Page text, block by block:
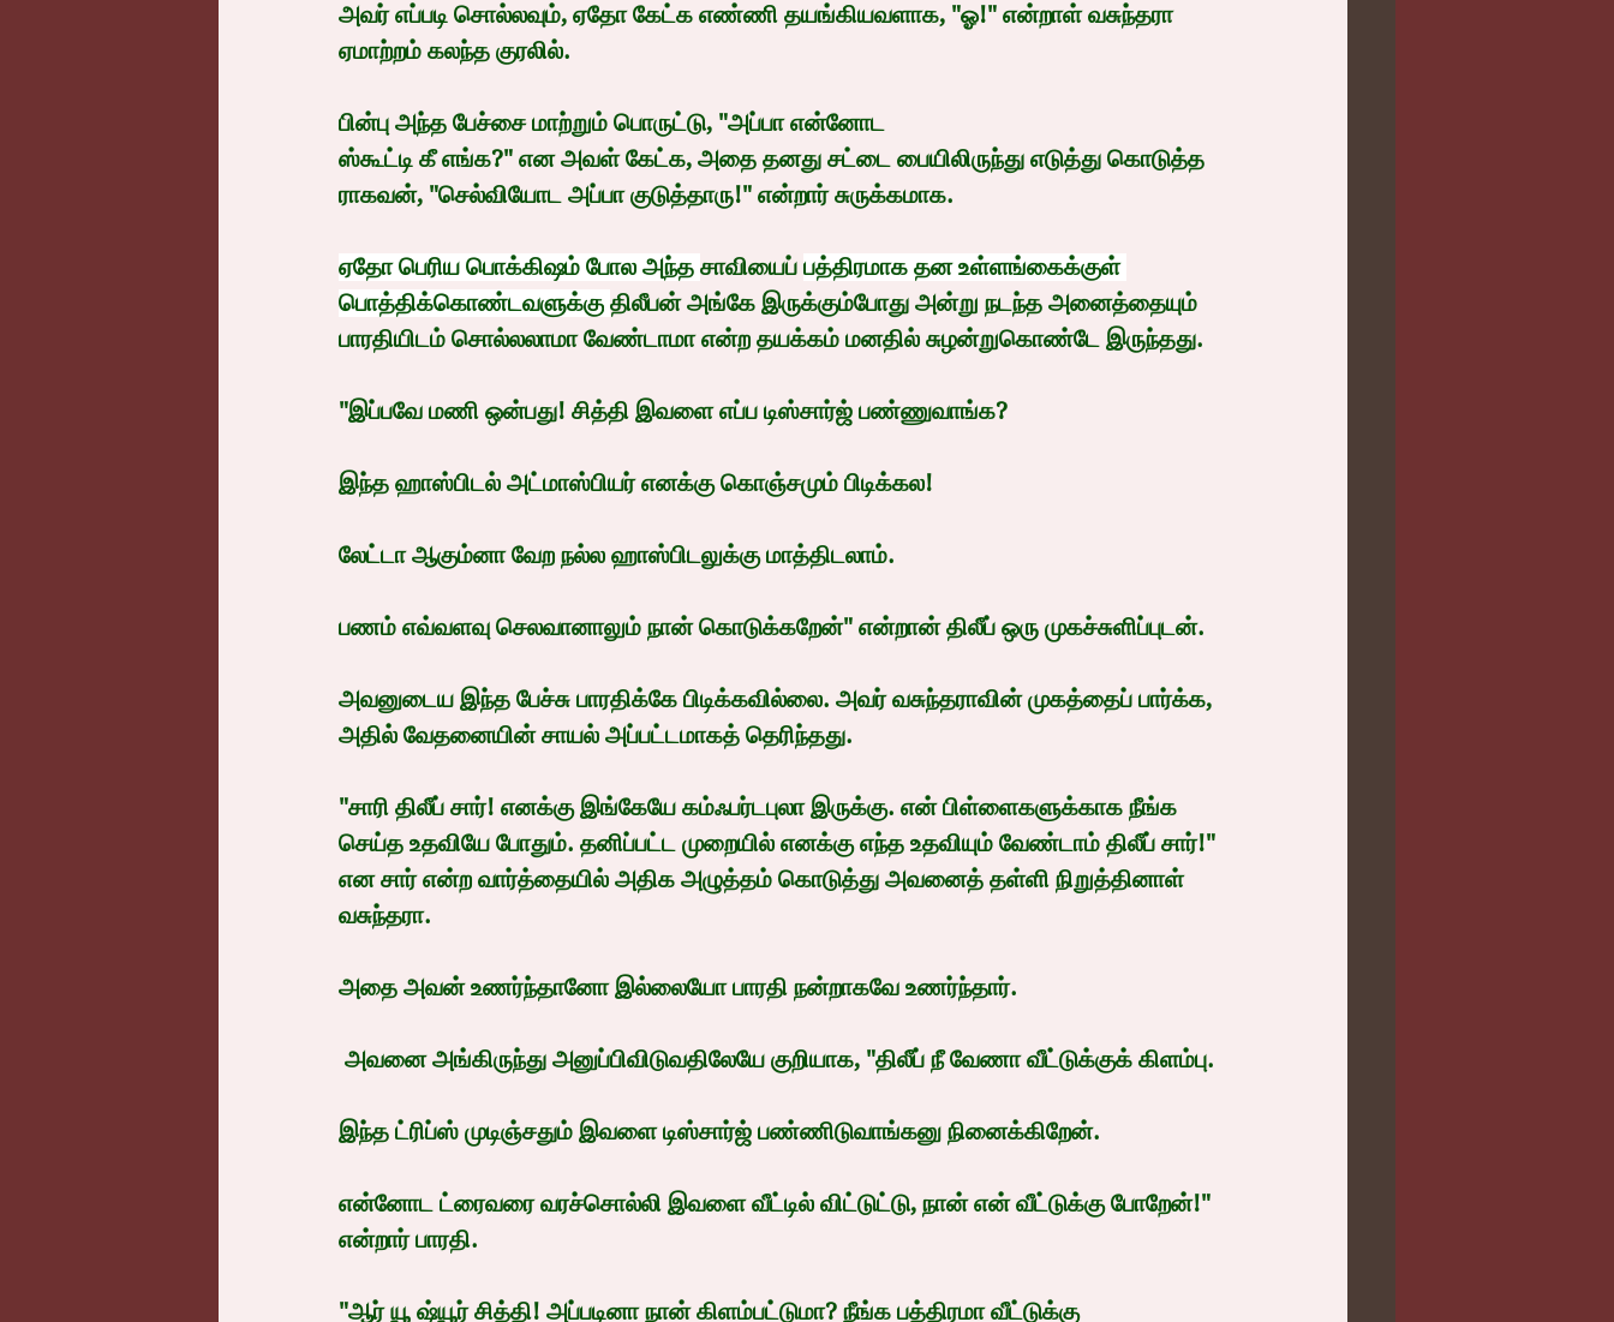
அவர் எப்படி சொல்லவும், ஏதோ கேட்க எண்ணி தயங்கியவளாக, "ஓ!" என்றாள் வசுந்தரா
ஏமாற்றம் கலந்த குரலில்.
பின்பு அந்த பேச்சை மாற்றும் பொருட்டு, "அப்பா என்னோட
ஸ்கூட்டி கீ எங்க?" என அவள் கேட்க, அதை தனது சட்டை பையிலிருந்து எடுத்து கொடுத்த
ராகவன், "செல்வியோட அப்பா குடுத்தாரு!" என்றார் சுருக்கமாக.
ஏதோ பெரிய பொக்கிஷம் போல அந்த சாவியைப் பத்திரமாக தன உள்ளங்கைக்குள்
பொத்திக்கொண்டவளுக்கு திலீபன் அங்கே இருக்கும்போது அன்று நடந்த அனைத்தையும்
பாரதியிடம் சொல்லலாமா வேண்டாமா என்ற தயக்கம் மனதில் சுழன்றுகொண்டே இருந்தது.
"இப்பவே மணி ஒன்பது! சித்தி இவளை எப்ப டிஸ்சார்ஜ் பண்ணுவாங்க?
இந்த ஹாஸ்பிடல் அட்மாஸ்பியர் எனக்கு கொஞ்சமும் பிடிக்கல!
லேட்டா ஆகும்னா வேற நல்ல ஹாஸ்பிடலுக்கு மாத்திடலாம்.
பணம் எவ்வளவு செலவானாலும் நான் கொடுக்கறேன்" என்றான் திலீப் ஒரு முகச்சுளிப்புடன்.
அவனுடைய இந்த பேச்சு பாரதிக்கே பிடிக்கவில்லை. அவர் வசுந்தராவின் முகத்தைப் பார்க்க,
அதில் வேதனையின் சாயல் அப்பட்டமாகத் தெரிந்தது.
"சாரி திலீப் சார்! எனக்கு இங்கேயே கம்ஃபர்டபுலா இருக்கு. என் பிள்ளைகளுக்காக நீங்க
செய்த உதவியே போதும். தனிப்பட்ட முறையில் எனக்கு எந்த உதவியும் வேண்டாம் திலீப் சார்!"
என சார் என்ற வார்த்தையில் அதிக அழுத்தம் கொடுத்து அவனைத் தள்ளி நிறுத்தினாள்
வசுந்தரா.
அதை அவன் உணர்ந்தானோ இல்லையோ பாரதி நன்றாகவே உணர்ந்தார்.
அவனை அங்கிருந்து அனுப்பிவிடுவதிலேயே குறியாக, "திலீப் நீ வேணா வீட்டுக்குக் கிளம்பு.
இந்த ட்ரிப்ஸ் முடிஞ்சதும் இவளை டிஸ்சார்ஜ் பண்ணிடுவாங்கனு நினைக்கிறேன்.
என்னோட ட்ரைவரை வரச்சொல்லி இவளை வீட்டில் விட்டுட்டு, நான் என் வீட்டுக்கு போறேன்!"
என்றார் பாரதி.
"ஆர் யூ ஷ்யூர் சித்தி! அப்படினா நான் கிளம்பட்டுமா? நீங்க பத்திரமா வீட்டுக்கு